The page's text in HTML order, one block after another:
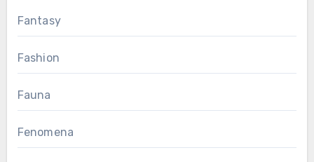
Fantasy
Fashion
Fauna
Fenomena